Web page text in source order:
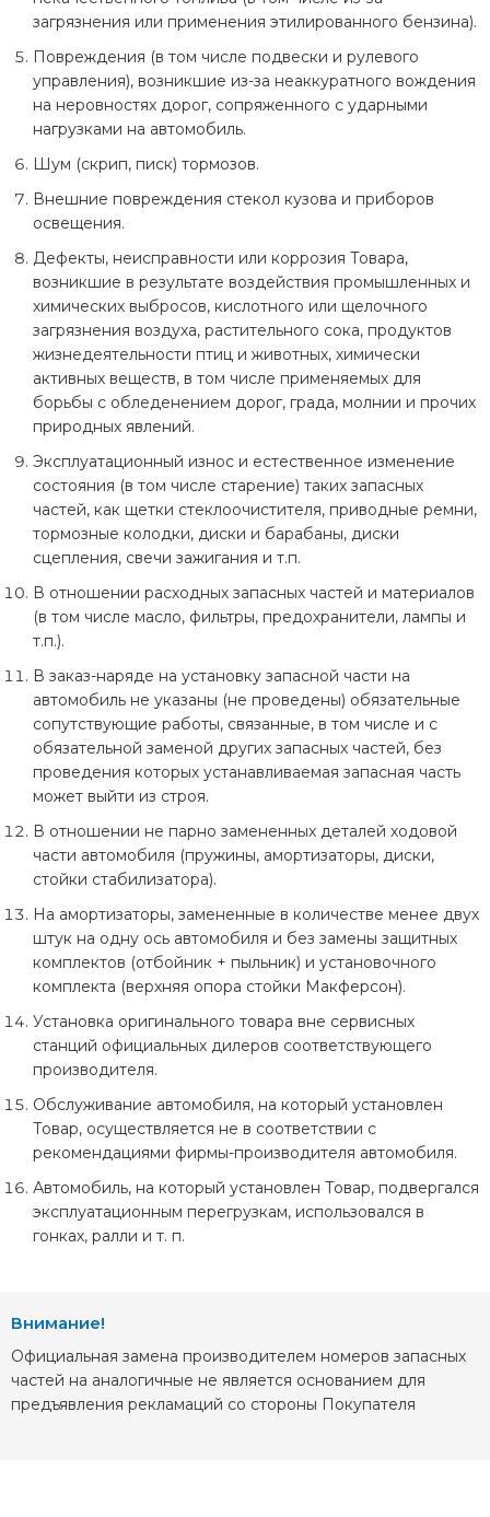
загрязнения или применения этилированного бензина).
Повреждения (в том числе подвески и рулевого
управления), возникшие из-за неаккуратного вождения
на неровностях дорог, сопряженного с ударными
нагрузками на автомобиль.
Шум (скрип, писк) тормозов.
Внешние повреждения стекол кузова и приборов
освещения.
Дефекты, неисправности или коррозия Товара,
возникшие в результате воздействия промышленных и
химических выбросов, кислотного или щелочного
загрязнения воздуха, растительного сока, продуктов
жизнедеятельности птиц и животных, химически
активных веществ, в том числе применяемых для
борьбы с обледенением дорог, града, молнии и прочих
природных явлений.
Эксплуатационный износ и естественное изменение
состояния (в том числе старение) таких запасных
частей, как щетки стеклоочистителя, приводные ремни,
тормозные колодки, диски и барабаны, диски
сцепления, свечи зажигания и т.п.
В отношении расходных запасных частей и материалов
(в том числе масло, фильтры, предохранители, лампы и
т.п.).
В заказ-наряде на установку запасной части на
автомобиль не указаны (не проведены) обязательные
сопутствующие работы, связанные, в том числе и с
обязательной заменой других запасных частей, без
проведения которых устанавливаемая запасная часть
может выйти из строя.
В отношении не парно замененных деталей ходовой
части автомобиля (пружины, амортизаторы, диски,
стойки стабилизатора).
На амортизаторы, замененные в количестве менее двух
штук на одну ось автомобиля и без замены защитных
комплектов (отбойник + пыльник) и установочного
комплекта (верхняя опора стойки Макферсон).
Установка оригинального товара вне сервисных
станций официальных дилеров соответствующего
производителя.
Обслуживание автомобиля, на который установлен
Товар, осуществляется не в соответствии с
рекомендациями фирмы-производителя автомобиля.
Автомобиль, на который установлен Товар, подвергался
эксплуатационным перегрузкам, использовался в
гонках, ралли и т. п.
Внимание!
Официальная замена производителем номеров запасных
частей на аналогичные не является основанием для
предъявления рекламаций со стороны Покупателя
работ или технического обслуживания автомобиля не
Неисправности, возникшие вследствие несоблюдения
Заказчиком рекомендаций Подрядчика по ремонту и
техническому обслуживанию автомобиля.
Повреждения, причиненные воздействием внешних по
активных веществ, воздействие перевозимого груза,
молния, пожар, военные действия и т.д.).
Естественный износ деталей.
Косвенные последствия дефекта (невозможность
эксплуатации автомобиля в течение периода
проведения гарантийного ремонта, упущенная
прибыль и др.).
На запасные части, купленные у Заказчика, но
установленные на автомобиль другими лицами или
демонтированные с автомобиля другими лицами.
Если работы выполнялись с использованием
материалов и запасных частей Заказчика или бывших в
употреблении (Контрактных) запасных частей Данная
гарантия не распространяется на товары
электротехнической группы (лампочки, датчики и т.п.).
Гарантия не распространяется на запчасти и
материалы которые имеют конструктивные
особенности по которым проводились отзывные
компании официального диллера.
Гарантия не распространяется на жгуты проводки,
электрические разъемы контакты и лампы накаливания.
Гарантия не распространяется на бывшие в
употреблении электронные узлы, приборные панели и
их ремонт если он не предусмотрен заводом
изготовителем.
Порядок подачи рекламаций,
гарантийный ремонт
Оформить претензиюна некачественный ремонт
(обслуживание) автомобиля.
осуществлялось обслуживание автомобиля по
предъявленному заказ-наряду для подтверждения
наличия неисправности, устранение которой может быть
Подрядчик производит осмотр и анализ выявленных
неполадоки предоставляет Заказчику заключение по